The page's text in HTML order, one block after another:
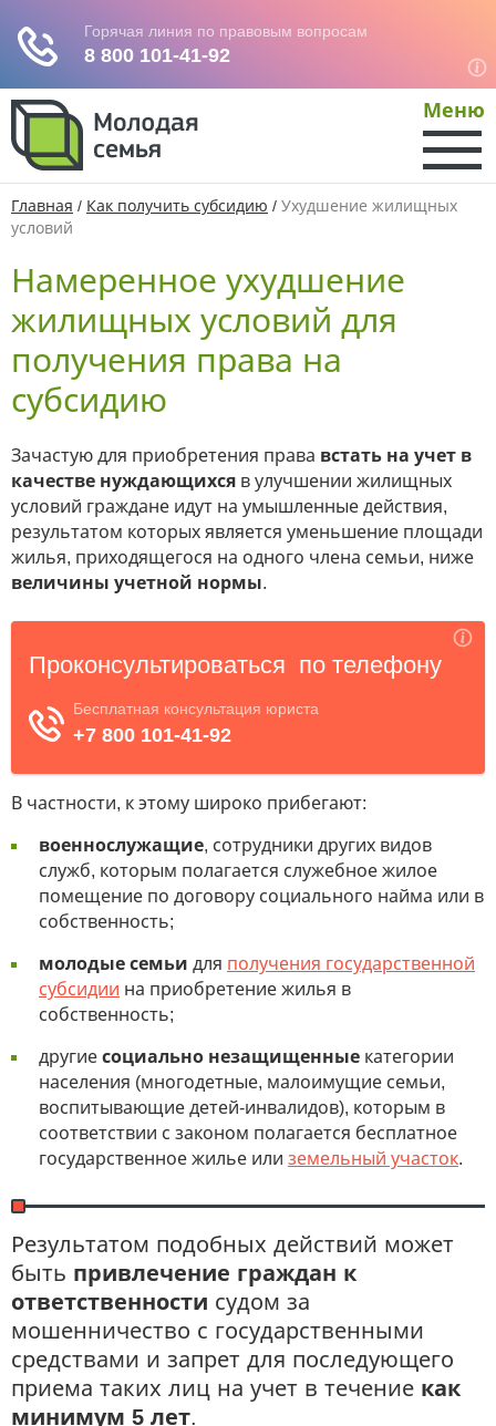
Меню
Главная / Как получить субсидию / Ухудшение жилищных
условий
Намеренное ухудшение
жилищных условий для
получения права на
субсидию
Зачастую для приобретения права встать на учет в
качестве нуждающихся в улучшении жилищных
условий граждане идут на умышленные действия,
результатом которых является уменьшение площади
жилья, приходящегося на одного члена семьи, ниже
величины учетной нормы.
В частности, к этому широко прибегают:
военнослужащие, сотрудники других видов
служб, которым полагается служебное жилое
помещение по договору социального найма или в
собственность;
молодые семьи для получения государственной
субсидии на приобретение жилья в
собственность;
другие социально незащищенные категории
населения (многодетные, малоимущие семьи,
воспитывающие детей-инвалидов), которым в
соответствии с законом полагается бесплатное
государственное жилье или земельный участок.
Результатом подобных действий может
быть привлечение граждан к
ответственности судом за
мошенничество с государственными
средствами и запрет для последующего
приема таких лиц на учет в течение как
минимум 5 лет.